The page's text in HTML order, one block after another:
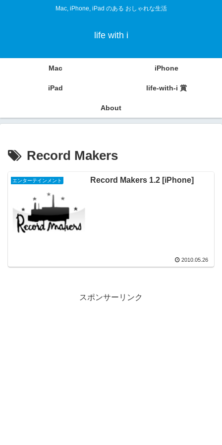
Mac, iPhone, iPad のある おしゃれな生活
life with i
Mac iPhone
iPad life-with-i 賞
About
Record Makers
エンターテインメント Record Makers 1.2 [iPhone]
2010.05.26
スポンサーリンク